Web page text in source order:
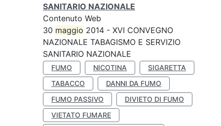
SANITARIO NAZIONALE
Contenuto Web
30 maggio 2014 - XVI CONVEGNO
NAZIONALE TABAGISMO E SERVIZIO
SANITARIO NAZIONALE
FUMO NICOTINA
SIGARETTA
TABACCO
DANNI DA FUMO
FUMO PASSIVO
DIVIETO DI FUMO
VIETATO FUMARE